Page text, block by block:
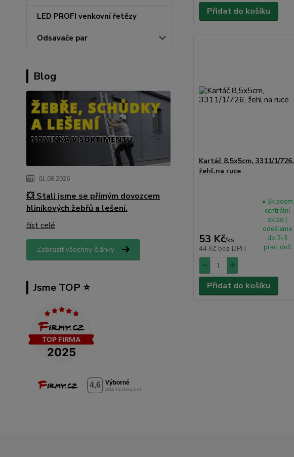
LED PROFI venkovní řetězy
Odsavače par
Blog
01.08.2026
💥 Stali jsme se přímým dovozcem
hliníkových žebřů a lešení.
číst celé
Zobrazit všechny články
Jsme TOP ⭐️
Přidat do košíku
Kartáč 8,5x5cm, 3311/1/726,
žehl.na ruce
53 Kč/ks
44 Kč bez DPH
• Skladem
centrální
sklad |
odešleme
do 2-3
prac. dnů
Přidat do košíku